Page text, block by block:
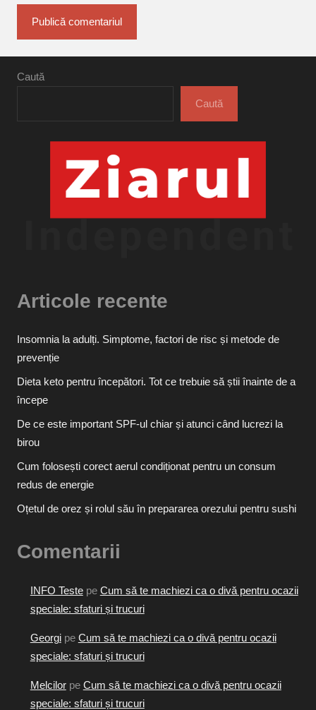
Caută
Caută
Articole recente
Insomnia la adulți. Simptome, factori de risc și metode de
prevenție
Dieta keto pentru începători. Tot ce trebuie să știi înainte de a
începe
De ce este important SPF-ul chiar și atunci când lucrezi la
birou
Cum folosești corect aerul condiționat pentru un consum
redus de energie
Oțetul de orez și rolul său în prepararea orezului pentru sushi
Comentarii
INFO Testepe Cum să te machiezi ca o divă pentru ocazii
speciale: sfaturi și trucuri
Georgipe Cum să te machiezi ca o divă pentru ocazii
speciale: sfaturi și trucuri
Melcilorpe Cum să te machiezi ca o divă pentru ocazii
speciale: sfaturi și trucuri